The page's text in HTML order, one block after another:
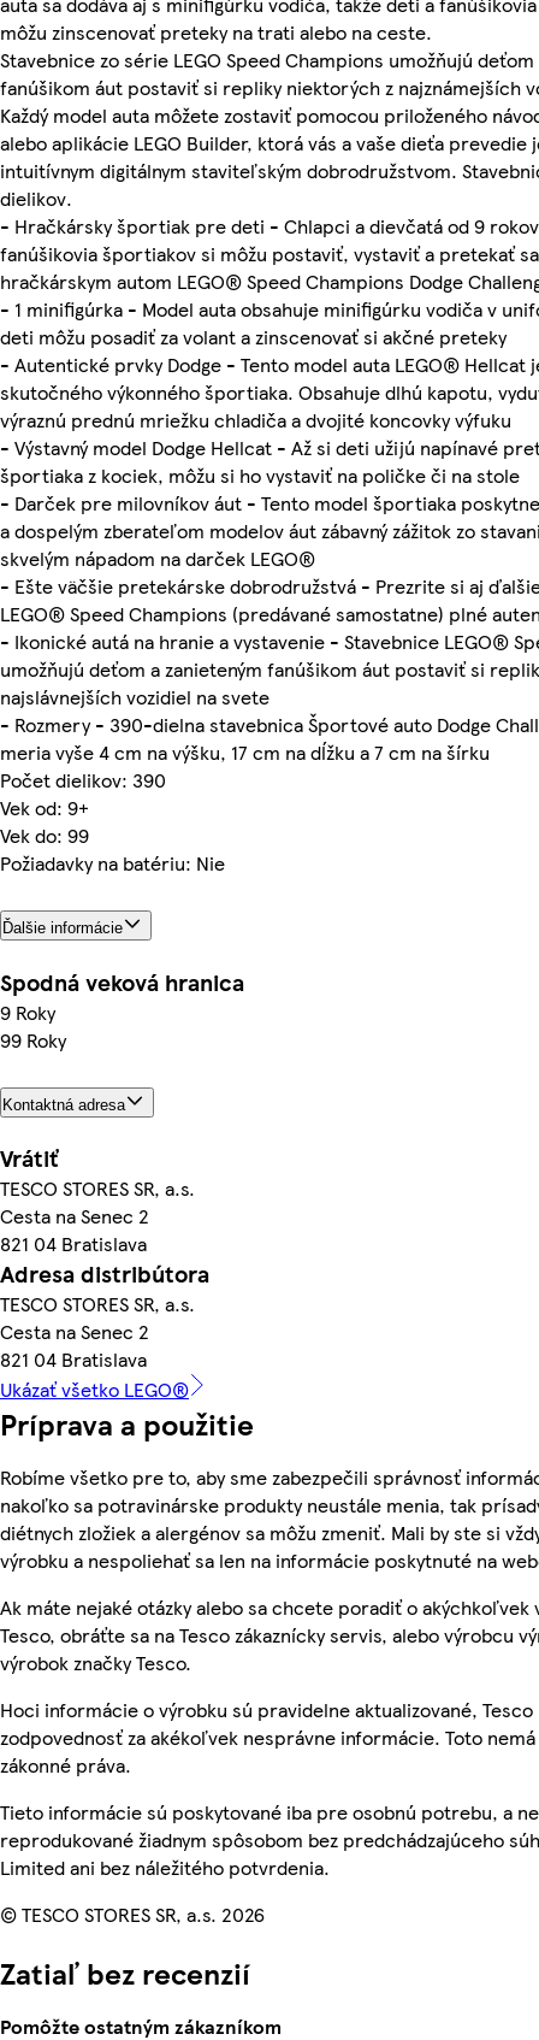
môžu zinscenovať preteky na trati alebo na ceste.
Stavebnice zo série LEGO Speed Champions umožňujú
fanúšikom áut postaviť si repliky niektorých z najznámejších
Každý model auta môžete zostaviť pomocou priloženého
alebo aplikácie LEGO Builder, ktorá vás a vaše dieťa prevedie
intuitívnym digitálnym staviteľským dobrodružstvom.
dielikov.
- Hračkársky športiak pre deti - Chlapci a dievčatá od 9
fanúšikovia športiakov si môžu postaviť, vystaviť a pretekať
hračkárskym autom LEGO® Speed Champions Dodge
- 1 minifigúrka - Model auta obsahuje minifigúrku vodiča v
deti môžu posadiť za volant a zinscenovať si akčné preteky
- Autentické prvky Dodge - Tento model auta LEGO® Hellcat
skutočného výkonného športiaka. Obsahuje dlhú kapotu,
výraznú prednú mriežku chladiča a dvojité koncovky výfuku
- Výstavný model Dodge Hellcat - Až si deti užijú napínavé
športiaka z kociek, môžu si ho vystaviť na poličke či na stole
- Darček pre milovníkov áut - Tento model športiaka
a dospelým zberateľom modelov áut zábavný zážitok zo
skvelým nápadom na darček LEGO®
- Ešte väčšie pretekárske dobrodružstvá - Prezrite si aj
LEGO® Speed Champions (predávané samostatne) plné
- Ikonické autá na hranie a vystavenie - Stavebnice LEGO®
umožňujú deťom a zanieteným fanúšikom áut postaviť si
najslávnejších vozidiel na svete
- Rozmery - 390-dielna stavebnica Športové auto Dodge
meria vyše 4 cm na výšku, 17 cm na dĺžku a 7 cm na šírku
Počet dielikov: 390
Vek od: 9+
Vek do: 99
Požiadavky na batériu: Nie
Ďalšie informácie
Spodná veková hranica
9 Roky
99 Roky
Kontaktná adresa
Vrátiť
TESCO STORES SR, a.s.
Cesta na Senec 2
821 04 Bratislava
Adresa distribútora
TESCO STORES SR, a.s.
Cesta na Senec 2
821 04 Bratislava
Ukázať všetko LEGO®
Príprava a použitie
Robíme všetko pre to, aby sme zabezpečili správnosť
nakoľko sa potravinárske produkty neustále menia, tak
diétnych zložiek a alergénov sa môžu zmeniť. Mali by ste si
výrobku a nespoliehať sa len na informácie poskytnuté na
Ak máte nejaké otázky alebo sa chcete poradiť o akýchkoľvek
Tesco, obráťte sa na Tesco zákaznícky servis, alebo výrobcu
výrobok značky Tesco.
Hoci informácie o výrobku sú pravidelne aktualizované, Tesco
zodpovednosť za akékoľvek nesprávne informácie. Toto nemá
zákonné práva.
Tieto informácie sú poskytované iba pre osobnú potrebu, a
reprodukované žiadnym spôsobom bez predchádzajúceho
Limited ani bez náležitého potvrdenia.
© TESCO STORES SR, a.s. 2026
Zatiaľ bez recenzií
Pomôžte ostatným zákazníkom